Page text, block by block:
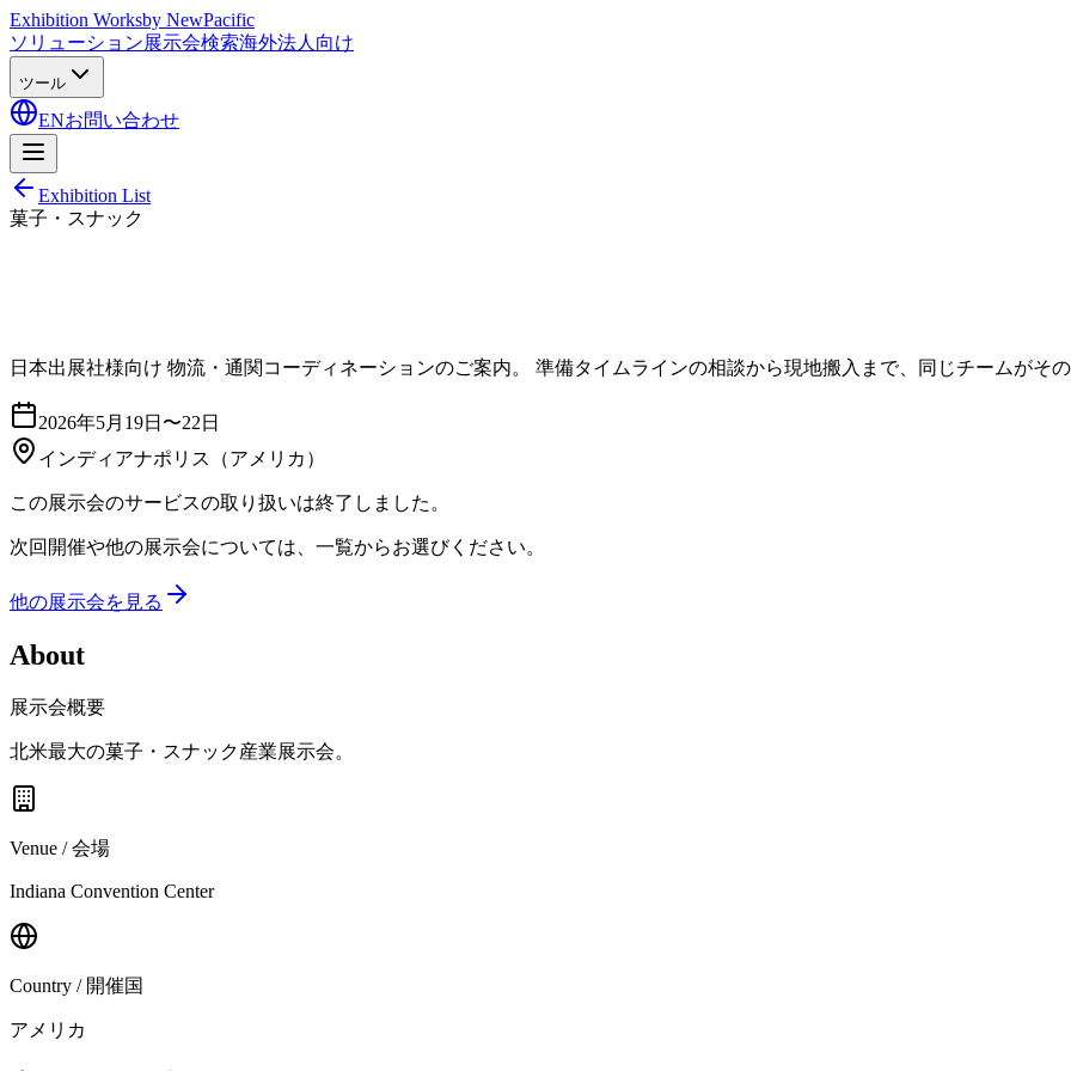
Exhibition Worksby NewPacific
ソリューション展示会検索海外法人向け
ツール
ENお問い合わせ
Exhibition List
菓子・スナック
日本出展社様向け 物流・通関コーディネーションのご案内。 準備タイムラインの相談から現地搬入まで、同じチームがその
2026年5月19日〜22日
インディアナポリス
（アメリカ）
この展示会のサービスの取り扱いは終了しました。
次回開催や他の展示会については、一覧からお選びください。
他の展示会を見る
About
展示会概要
北米最大の菓子・スナック産業展示会。
Venue / 会場
Indiana Convention Center
Country / 開催国
アメリカ